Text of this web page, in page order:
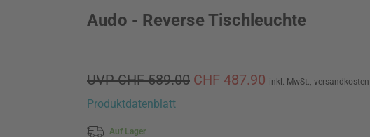
Audo - Reverse Tischleuchte
UVP CHF 589.00 CHF 487.90 inkl. MwSt.,
Produktdatenblatt
Auf Lager